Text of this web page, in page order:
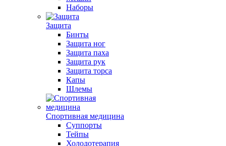
Наборы
Защита
Бинты
Защита ног
Защита паха
Защита рук
Защита торса
Капы
Шлемы
Спортивная медицина
Суппорты
Тейпы
Холодотерапия